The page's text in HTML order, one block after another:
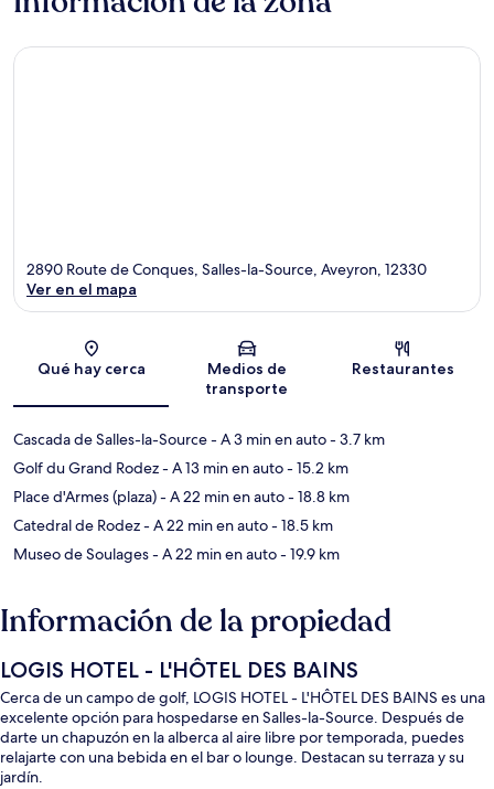
Sección del mapa
2890 Route de Conques, Salles-la-Source, Aveyron, 12330
Ver en el mapa
Qué hay cerca
Medios de
transporte
Restaurantes
Cascada de Salles-la-Source- A 3 min en auto- 3.7 km
Golf du Grand Rodez- A 13 min en auto- 15.2 km
Place d'Armes (plaza)- A 22 min en auto- 18.8 km
Catedral de Rodez- A 22 min en auto- 18.5 km
Museo de Soulages- A 22 min en auto- 19.9 km
Información de la propiedad
LOGIS HOTEL - L'HÔTEL DES BAINS
Cerca de un campo de golf, LOGIS HOTEL - L'HÔTEL DES BAINS es una
excelente opción para hospedarse en Salles-la-Source. Después de
darte un chapuzón en la alberca al aire libre por temporada, puedes
relajarte con una bebida en el bar o lounge. Destacan su terraza y su
jardín.